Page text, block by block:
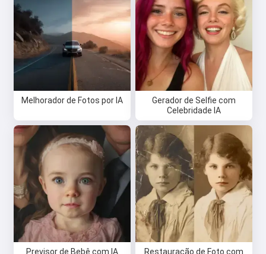
Melhorador de Fotos por IA
Gerador de Selfie com
Celebridade IA
Previsor de Bebê com IA
Restauração de Foto com